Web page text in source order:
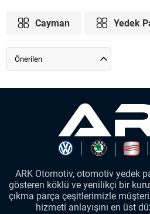
Cayman Yedek
Önerilen
ARK Otomotiv, otomotiv yedek
gösteren köklü ve yenilikçi bir
çıkma parça çeşitlerimizle
hizmeti anlayışını en üst